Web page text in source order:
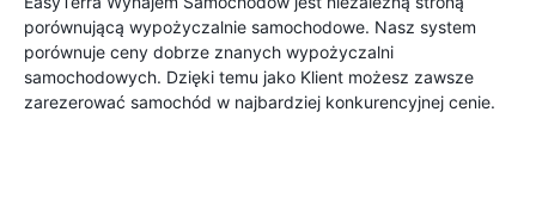
porównującą wypożyczalnie samochodowe. Nasz system
porównuje ceny dobrze znanych wypożyczalni
samochodowych. Dzięki temu jako Klient możesz zawsze
zarezerować samochód w najbardziej konkurencyjnej cenie.